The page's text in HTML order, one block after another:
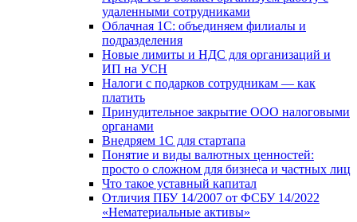
удаленными сотрудниками
Облачная 1С: объединяем филиалы и
подразделения
Новые лимиты и НДС для организаций и
ИП на УСН
Налоги с подарков сотрудникам — как
платить
Принудительное закрытие ООО налоговыми
органами
Внедряем 1С для стартапа
Понятие и виды валютных ценностей:
просто о сложном для бизнеса и частных лиц
Что такое уставный капитал
Отличия ПБУ 14/2007 от ФСБУ 14/2022
«Нематериальные активы»